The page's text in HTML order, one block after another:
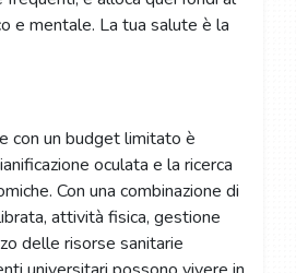
e mentale. La tua salute è la
con un budget limitato è
oculata e la ricerca
Con una combinazione di
attività fisica, gestione
delle risorse sanitarie